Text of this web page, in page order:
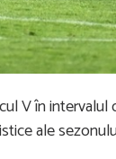
V în
ale